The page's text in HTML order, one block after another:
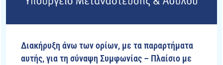
Διακήρυξη άνω των ορίων, με τα παραρτήματα
αυτής, για τη σύναψη Συμφωνίας – Πλαίσιο με